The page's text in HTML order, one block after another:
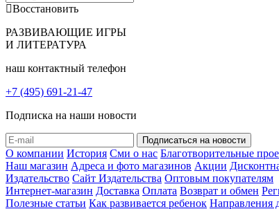
Восстановить
РАЗВИВАЮЩИЕ ИГРЫ
И ЛИТЕРАТУРА
наш контактный телефон
+7 (495) 691-21-47
Подписка на наши новости
О компании История Сми о нас Благотворительные
Наш магазин Адреса и фото магазинов Акции
Издательство Сайт Издательства Оптовым покупателям
Интернет-магазин Доставка Оплата Возврат и обмен
Полезные статьи Как развивается ребенок Направления